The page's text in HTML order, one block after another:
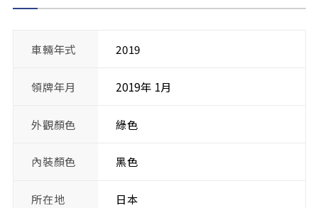
車輛年式 2019
領牌年月 2019年 1月
外觀顏色 綠色
內裝顏色 黑色
所在地 日本